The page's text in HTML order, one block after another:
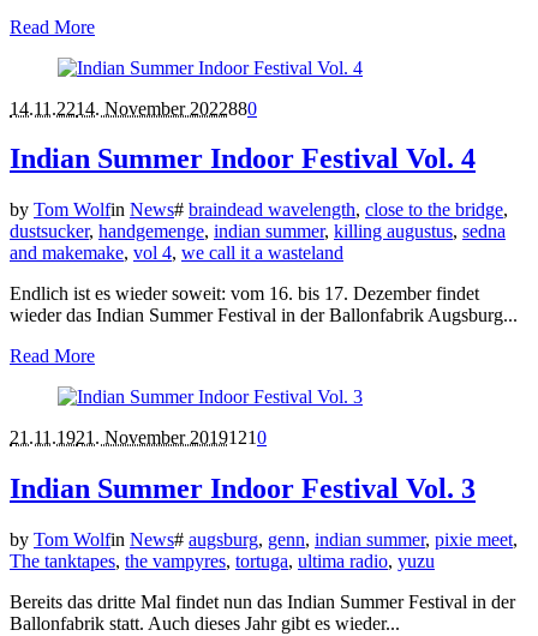
Read More
14.11.2214. November 2022880
Indian Summer Indoor Festival Vol. 4
by Tom Wolfin News# braindead wavelength, close to the bridge,
dustsucker, handgemenge, indian summer, killing augustus, sedna
and makemake, vol 4, we call it a wasteland
Endlich ist es wieder soweit: vom 16. bis 17. Dezember findet
wieder das Indian Summer Festival in der Ballonfabrik Augsburg...
Read More
21.11.1921. November 20191210
Indian Summer Indoor Festival Vol. 3
by Tom Wolfin News# augsburg, genn, indian summer, pixie meet,
The tanktapes, the vampyres, tortuga, ultima radio, yuzu
Bereits das dritte Mal findet nun das Indian Summer Festival in der
Ballonfabrik statt. Auch dieses Jahr gibt es wieder...